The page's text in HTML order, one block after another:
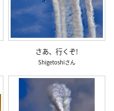
さあ、行くぞ!
Shigetoshi